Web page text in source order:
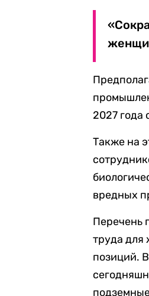
2027 года
Также на
вредных
Перечень
труда для
позиций.